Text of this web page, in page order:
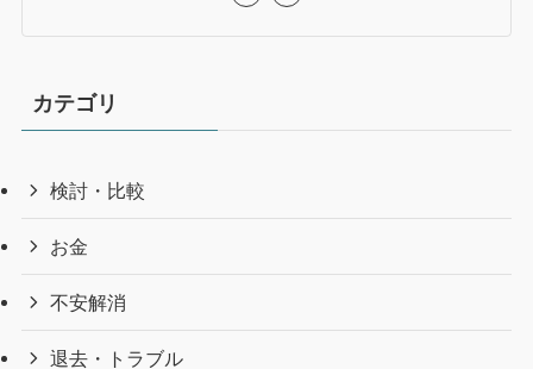
カテゴリ
検討・比較
お金
不安解消
退去・トラブル